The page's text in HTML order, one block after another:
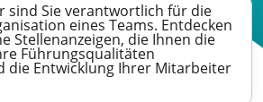
sind Sie verantwortlich für die
eines Teams. Entdecken
Stellenanzeigen, die Ihnen die
Führungsqualitäten
die Entwicklung Ihrer Mitarbeiter